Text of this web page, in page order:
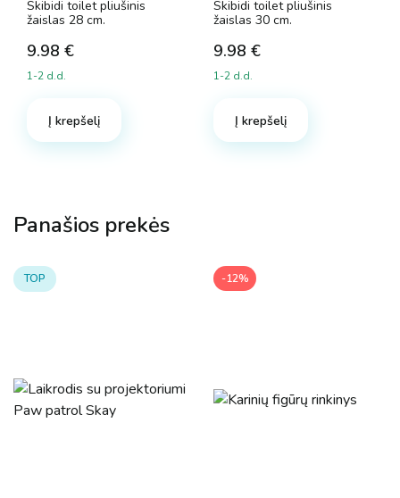
Skibidi toilet pliušinis
žaislas 28 cm.
9.98 €
1-2 d.d.
Į krepšelį
Skibidi toilet pliušinis
žaislas 30 cm.
9.98 €
1-2 d.d.
Į krepšelį
Panašios prekės
TOP -12%